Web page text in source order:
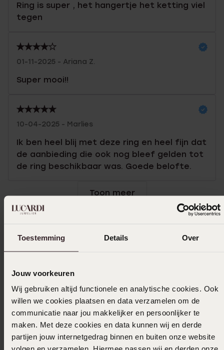
Toestemming Details Over
Jouw voorkeuren
Wij gebruiken altijd functionele en analytische cookies. Ook
willen we cookies plaatsen en data verzamelen om de
communicatie naar jou makkelijker en persoonlijker te
maken. Met deze cookies en data kunnen wij en derde
partijen jouw internetgedrag binnen en buiten onze website
Ring is super , het hangertje het ketting viel
tegen
01-11-2025 - Ariana Z.
Super mooi!!
10-04-2025 - Marlies
Ik ben heel blij met deze ring en heel fijn dat
de aanbieding die ook nog bleef gelden tot
de ring beschikbaar was. Goede belofte.
Toon meer
Selecteer maat & bestel
Ook leuk voor jou